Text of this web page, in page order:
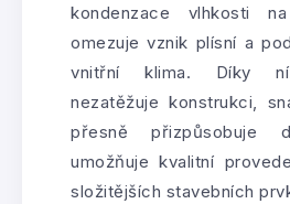
kondenzace vlhkosti
omezuje vznik plísní a
vnitřní klima. Díky
nezatěžuje konstrukci,
přesně přizpůsobuje
umožňuje kvalitní
složitějších stavebních